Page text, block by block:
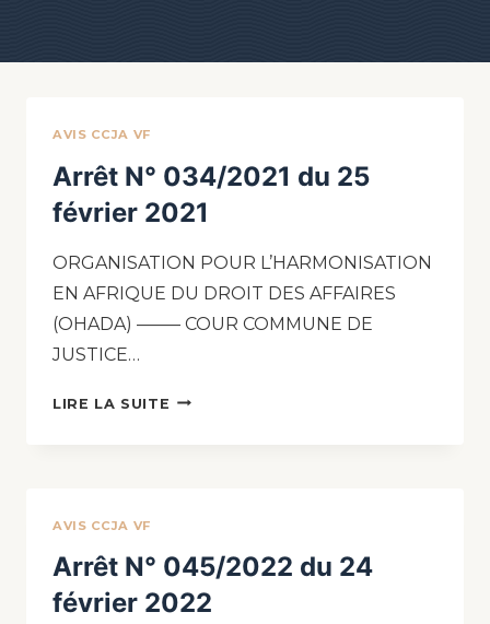
AVIS CCJA VF
Arrêt N° 034/2021 du 25
février 2021
ORGANISATION POUR L’HARMONISATION
EN AFRIQUE DU DROIT DES AFFAIRES
(OHADA) ——– COUR COMMUNE DE
JUSTICE…
LIRE LA SUITE
AVIS CCJA VF
Arrêt N° 045/2022 du 24
février 2022